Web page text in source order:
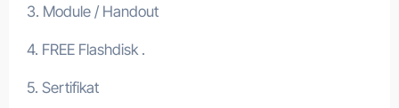
3. Module / Handout
4. FREE Flashdisk .
5. Sertifikat